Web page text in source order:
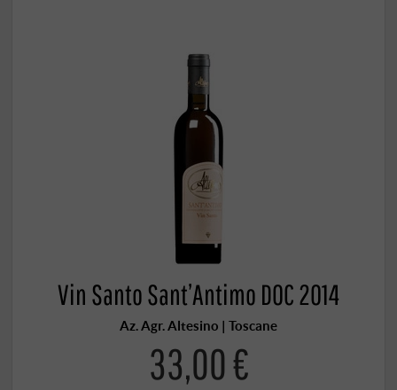
Vin Santo Sant’Antimo DOC 2014
Az. Agr. Altesino | Toscane
33,00 €